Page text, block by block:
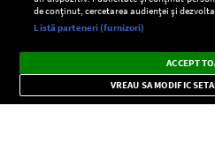
Setări:
Dark
Mode
Radio live, podcasturi, știri și
importante.
de conținut, cercetarea audienței și
Listă parteneri (furnizori)
ACCEPT
VREAU SA MODIFIC